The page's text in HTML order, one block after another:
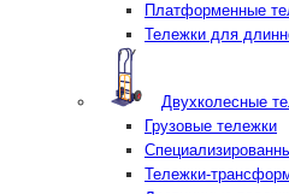
Платформенные
Тележки для
Двухколесные
Грузовые тележки
Тележки-